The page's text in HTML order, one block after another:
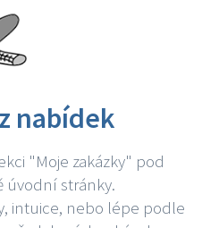
nabídek
"Moje zakázky" pod
úvodní stránky.
intuice, nebo lépe podle